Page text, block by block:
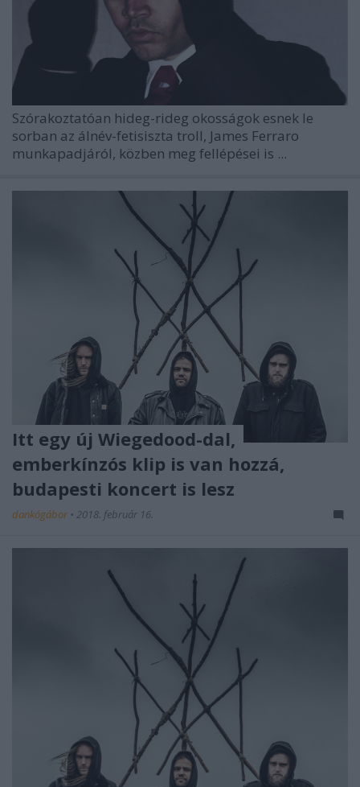
Szórakoztatóan hideg-rideg okosságok esnek le
sorban az álnév-fetisiszta troll, James Ferraro
munkapadjáról, közben meg fellépései is ...
Itt egy új Wiegedood-dal,
emberkínzós klip is van hozzá,
budapesti koncert is lesz
dankógábor • 2018. február 16.